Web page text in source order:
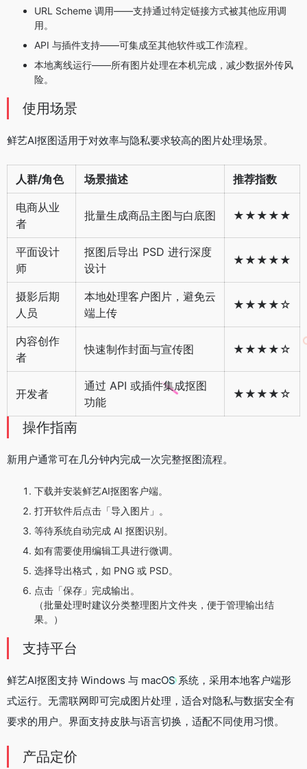
URL Scheme 调用——支持通过特定链接方式被其他应用调
用。
API 与插件支持——可集成至其他软件或工作流程。
本地离线运行——所有图片处理在本机完成，减少数据外传风
险。
使用场景
鲜艺AI抠图适用于对效率与隐私要求较高的图片处理场景。
人群/角色 场景描述 推荐指数
电商从业
者
批量生成商品主图与白底图 ★★★★★
平面设计
师
抠图后导出 PSD 进行深度
设计
★★★★★
摄影后期
人员
本地处理客户图片，避免云
端上传
★★★★☆
内容创作
者
快速制作封面与宣传图 ★★★★☆
开发者
通过 API 或插件集成抠图
功能
★★★★☆
操作指南
新用户通常可在几分钟内完成一次完整抠图流程。
下载并安装鲜艺AI抠图客户端。
打开软件后点击「导入图片」。
等待系统自动完成 AI 抠图识别。
如有需要使用编辑工具进行微调。
选择导出格式，如 PNG 或 PSD。
点击「保存」完成输出。
（批量处理时建议分类整理图片文件夹，便于管理输出结
果。）
支持平台
鲜艺AI抠图支持 Windows 与 macOS 系统，采用本地客户端形
式运行。无需联网即可完成图片处理，适合对隐私与数据安全有
要求的用户。界面支持皮肤与语言切换，适配不同使用习惯。
产品定价